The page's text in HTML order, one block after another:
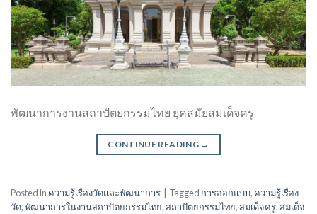
พัฒนาการงานสถาปัตยกรรมไทย ยุคสมัยสมเด็จครู
CONTINUE READING →
Posted in ความรู้เรื่องวัดและพัฒนาการ Tagged การออกแบบ, ความรู้เรื่อง
วัด,พัฒนาการในงานสถาปัตยกรรมไทย, สถาปัตยกรรมไทย, สมเด็จครู, สมเด็จ